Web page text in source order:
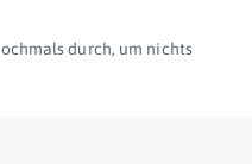
durch, um nichts